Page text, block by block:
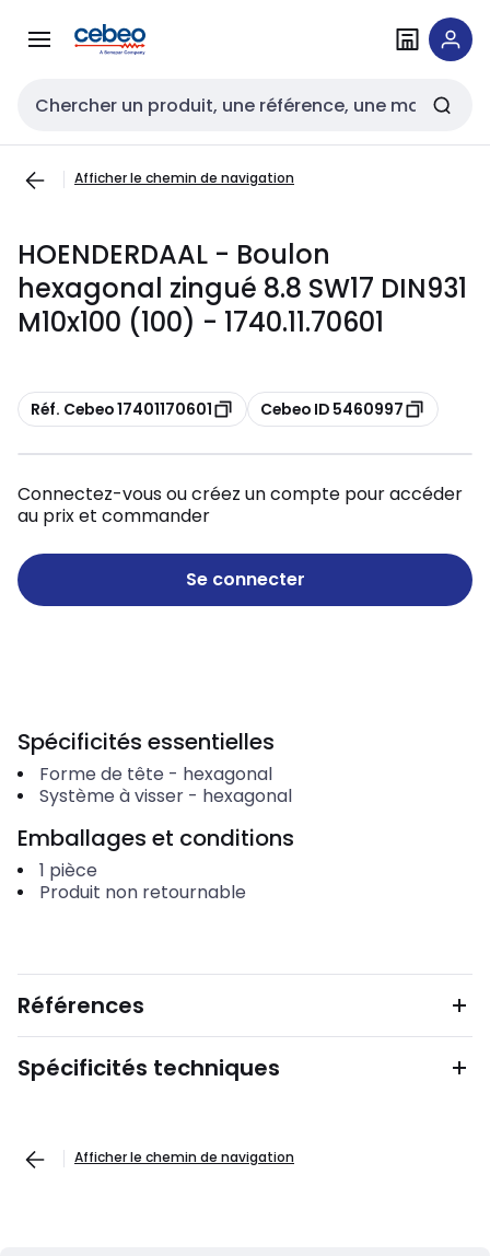
navigationau
Entrée de recherche
Afficher le chemin de navigation
HOENDERDAAL - Boulon
hexagonal zingué 8.8 SW17 DIN931
M10x100 (100) - 1740.11.70601
Copier
Réf. Cebeo 17401170601 Copier
Cebeo ID 5460997
Connectez-vous ou créez un compte pour accéder
au prix et commander
Se connecter
Spécificités essentielles
Forme de tête - hexagonal
Système à visser- hexagonal
Emballages et conditions
1 pièce
Produit non retournable
Références
Spécificités techniques
Afficher le chemin de navigation